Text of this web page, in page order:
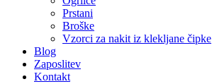
Prstani
Broške
Vzorci za nakit iz klekljane čipke
Blog
Zaposlitev
Kontakt